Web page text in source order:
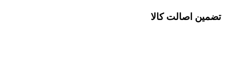
تضمین اصالت کالا